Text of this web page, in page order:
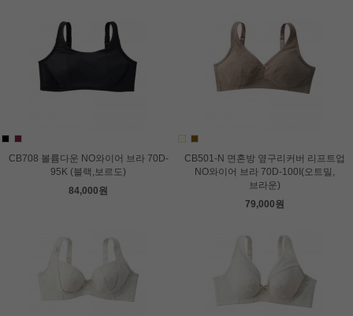
CB708 볼륨다운 NO와이어 브라 70D-
95K (블랙,보르도)
84,000원
CB501-N 면혼방 옆구리커버 리프트업
NO와이어 브라 70D-100I(오트밀,
브라운)
79,000원